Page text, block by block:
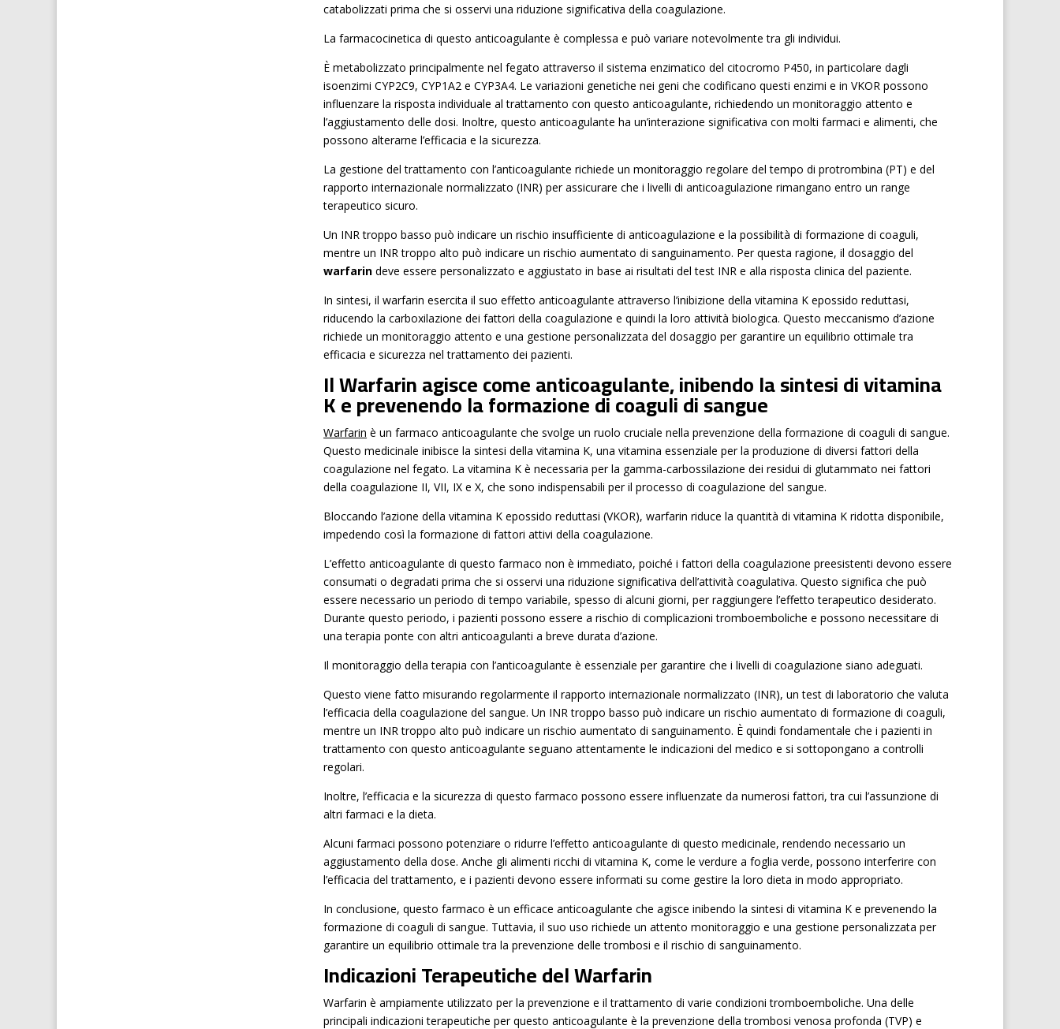
catabolizzati prima che si osservi una riduzione significativa della coagulazione.
La farmacocinetica di questo anticoagulante è complessa e può variare notevolmente tra gli individui.
È metabolizzato principalmente nel fegato attraverso il sistema enzimatico del citocromo P450, in particolare dagli
isoenzimi CYP2C9, CYP1A2 e CYP3A4. Le variazioni genetiche nei geni che codificano questi enzimi e in VKOR possono
influenzare la risposta individuale al trattamento con questo anticoagulante, richiedendo un monitoraggio attento e
l’aggiustamento delle dosi. Inoltre, questo anticoagulante ha un’interazione significativa con molti farmaci e alimenti, che
possono alterarne l’efficacia e la sicurezza.
La gestione del trattamento con l’anticoagulante richiede un monitoraggio regolare del tempo di protrombina (PT) e del
rapporto internazionale normalizzato (INR) per assicurare che i livelli di anticoagulazione rimangano entro un range
terapeutico sicuro.
Un INR troppo basso può indicare un rischio insufficiente di anticoagulazione e la possibilità di formazione di coaguli,
mentre un INR troppo alto può indicare un rischio aumentato di sanguinamento. Per questa ragione, il dosaggio del
warfarin deve essere personalizzato e aggiustato in base ai risultati del test INR e alla risposta clinica del paziente.
In sintesi, il warfarin esercita il suo effetto anticoagulante attraverso l’inibizione della vitamina K epossido reduttasi,
riducendo la carboxilazione dei fattori della coagulazione e quindi la loro attività biologica. Questo meccanismo d’azione
richiede un monitoraggio attento e una gestione personalizzata del dosaggio per garantire un equilibrio ottimale tra
efficacia e sicurezza nel trattamento dei pazienti.
Il Warfarin agisce come anticoagulante, inibendo la sintesi di vitamina
K e prevenendo la formazione di coaguli di sangue
Warfarin è un farmaco anticoagulante che svolge un ruolo cruciale nella prevenzione della formazione di coaguli di sangue.
Questo medicinale inibisce la sintesi della vitamina K, una vitamina essenziale per la produzione di diversi fattori della
coagulazione nel fegato. La vitamina K è necessaria per la gamma-carbossilazione dei residui di glutammato nei fattori
della coagulazione II, VII, IX e X, che sono indispensabili per il processo di coagulazione del sangue.
Bloccando l’azione della vitamina K epossido reduttasi (VKOR), warfarin riduce la quantità di vitamina K ridotta disponibile,
impedendo così la formazione di fattori attivi della coagulazione.
L’effetto anticoagulante di questo farmaco non è immediato, poiché i fattori della coagulazione preesistenti devono essere
consumati o degradati prima che si osservi una riduzione significativa dell’attività coagulativa. Questo significa che può
essere necessario un periodo di tempo variabile, spesso di alcuni giorni, per raggiungere l’effetto terapeutico desiderato.
Durante questo periodo, i pazienti possono essere a rischio di complicazioni tromboemboliche e possono necessitare di
una terapia ponte con altri anticoagulanti a breve durata d’azione.
Il monitoraggio della terapia con l’anticoagulante è essenziale per garantire che i livelli di coagulazione siano adeguati.
Questo viene fatto misurando regolarmente il rapporto internazionale normalizzato (INR), un test di laboratorio che valuta
l’efficacia della coagulazione del sangue. Un INR troppo basso può indicare un rischio aumentato di formazione di coaguli,
mentre un INR troppo alto può indicare un rischio aumentato di sanguinamento. È quindi fondamentale che i pazienti in
trattamento con questo anticoagulante seguano attentamente le indicazioni del medico e si sottopongano a controlli
regolari.
Inoltre, l’efficacia e la sicurezza di questo farmaco possono essere influenzate da numerosi fattori, tra cui l’assunzione di
altri farmaci e la dieta.
Alcuni farmaci possono potenziare o ridurre l’effetto anticoagulante di questo medicinale, rendendo necessario un
aggiustamento della dose. Anche gli alimenti ricchi di vitamina K, come le verdure a foglia verde, possono interferire con
l’efficacia del trattamento, e i pazienti devono essere informati su come gestire la loro dieta in modo appropriato.
In conclusione, questo farmaco è un efficace anticoagulante che agisce inibendo la sintesi di vitamina K e prevenendo la
formazione di coaguli di sangue. Tuttavia, il suo uso richiede un attento monitoraggio e una gestione personalizzata per
garantire un equilibrio ottimale tra la prevenzione delle trombosi e il rischio di sanguinamento.
Indicazioni Terapeutiche del Warfarin
Warfarin è ampiamente utilizzato per la prevenzione e il trattamento di varie condizioni tromboemboliche. Una delle
principali indicazioni terapeutiche per questo anticoagulante è la prevenzione della trombosi venosa profonda (TVP) e